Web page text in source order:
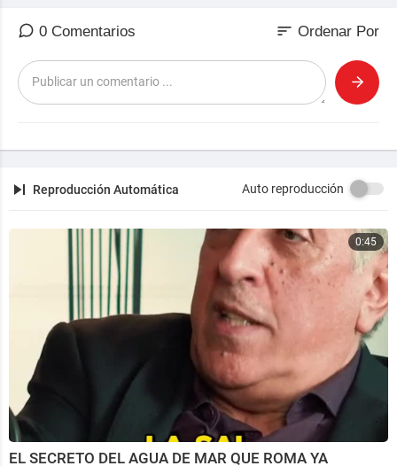
álbum: El Despertar de la Lechuza
Grabación, efectos : Sento R R
https://niquivives.bandcamp.com/releases
https://mewe.com/i/niquivives
0 Comentarios sort Ordenar Por
Reproducción Automática Auto reproducción
0:45
EL SECRETO DEL AGUA DE MAR QUE ROMA YA